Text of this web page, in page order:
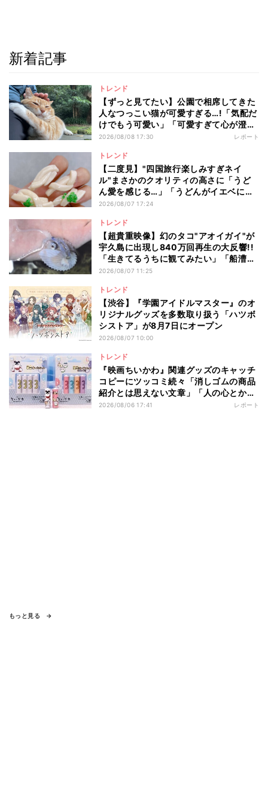
新着記事
トレンド
【ずっと見てたい】公園で相席してきた
人なつっこい猫が可愛すぎる…!「気配だ
けでもう可愛い」「可愛すぎて心が澄ん
でいく」と110万回再生
2026/08/08 17:30 レポート
トレンド
【二度見】"四国旅行楽しみすぎネイ
ル"まさかのクオリティの高さに「うど
ん愛を感じる…」「うどんがイエベに馴
染むなんて」と12万いいね
2026/08/07 17:24
トレンド
【超貴重映像】幻のタコ"アオイガイ"が
宇久島に出現し840万回再生の大反響!!
「生きてるうちに観てみたい」「船漕い
でるみたいなの可愛い」
2026/08/07 11:25
トレンド
【渋谷】『学園アイドルマスター』のオ
リジナルグッズを多数取り扱う「ハツボ
シストア」が8月7日にオープン
2026/08/07 10:00
トレンド
『映画ちいかわ』関連グッズのキャッチ
コピーにツッコミ続々「消しゴムの商品
紹介とは思えない文章」「人の心とかな
いんか」
2026/08/06 17:41 レポート
もっと見る